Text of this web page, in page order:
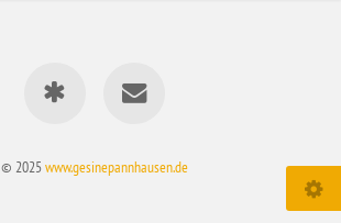
© 2025www.gesinepannhausen.de